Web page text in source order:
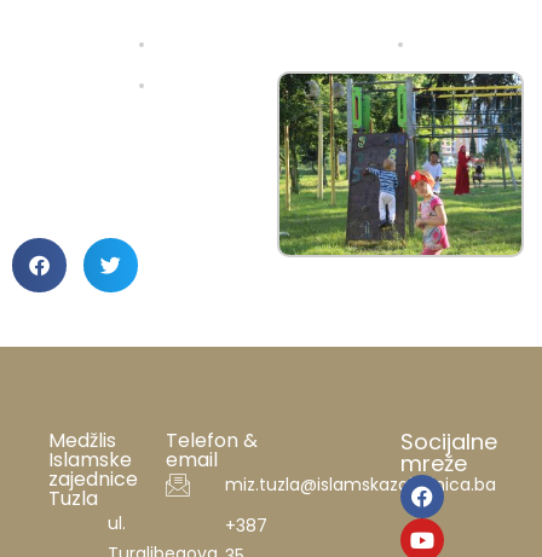
Medžlis
Islamske
zajednice
Tuzla
ul.
Telefon &
email
miz.tuzla@islamskazajednica.ba
+387
Socijalne
mreže